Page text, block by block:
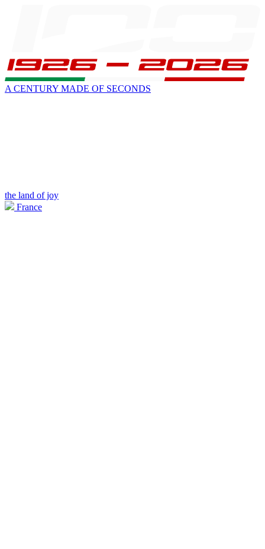
A CENTURY MADE OF SECONDS
the land of joy
France